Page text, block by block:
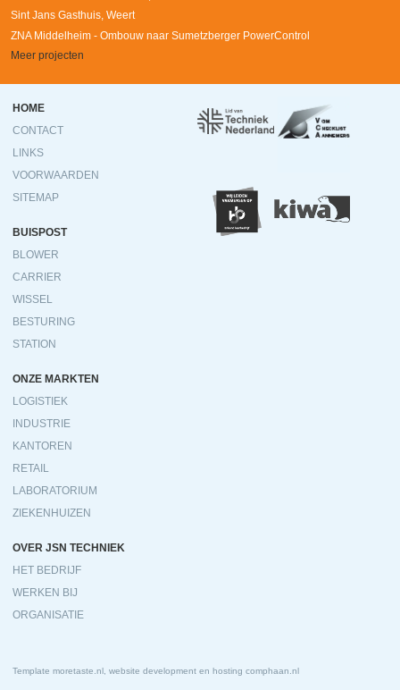
Sint Jans Gasthuis, Weert
ZNA Middelheim - Ombouw naar Sumetzberger PowerControl
Meer projecten
Ondermenu
HOME
CONTACT
LINKS
VOORWAARDEN
SITEMAP
BUISPOST
BLOWER
CARRIER
WISSEL
BESTURING
STATION
ONZE MARKTEN
LOGISTIEK
INDUSTRIE
KANTOREN
RETAIL
LABORATORIUM
ZIEKENHUIZEN
OVER JSN TECHNIEK
HET BEDRIJF
WERKEN BIJ
ORGANISATIE
Template moretaste.nl , website development en hosting comphaan.nl